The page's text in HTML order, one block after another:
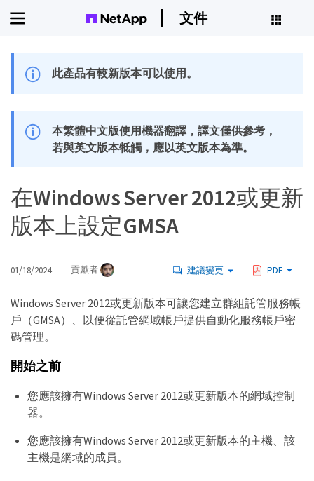
文件
此產品有較新版本可以使用。
本繁體中文版使用機器翻譯，譯文僅供參考，
若與英文版本牴觸，應以英文版本為準。
在Windows Server 2012或更新
版本上設定GMSA
01/18/2024 貢獻者 建議變更 PDF
Windows Server 2012或更新版本可讓您建立群組託管服務帳
戶（GMSA）、以便從託管網域帳戶提供自動化服務帳戶密
碼管理。
開始之前
您應該擁有Windows Server 2012或更新版本的網域控制
器。
您應該擁有Windows Server 2012或更新版本的主機、該
主機是網域的成員。